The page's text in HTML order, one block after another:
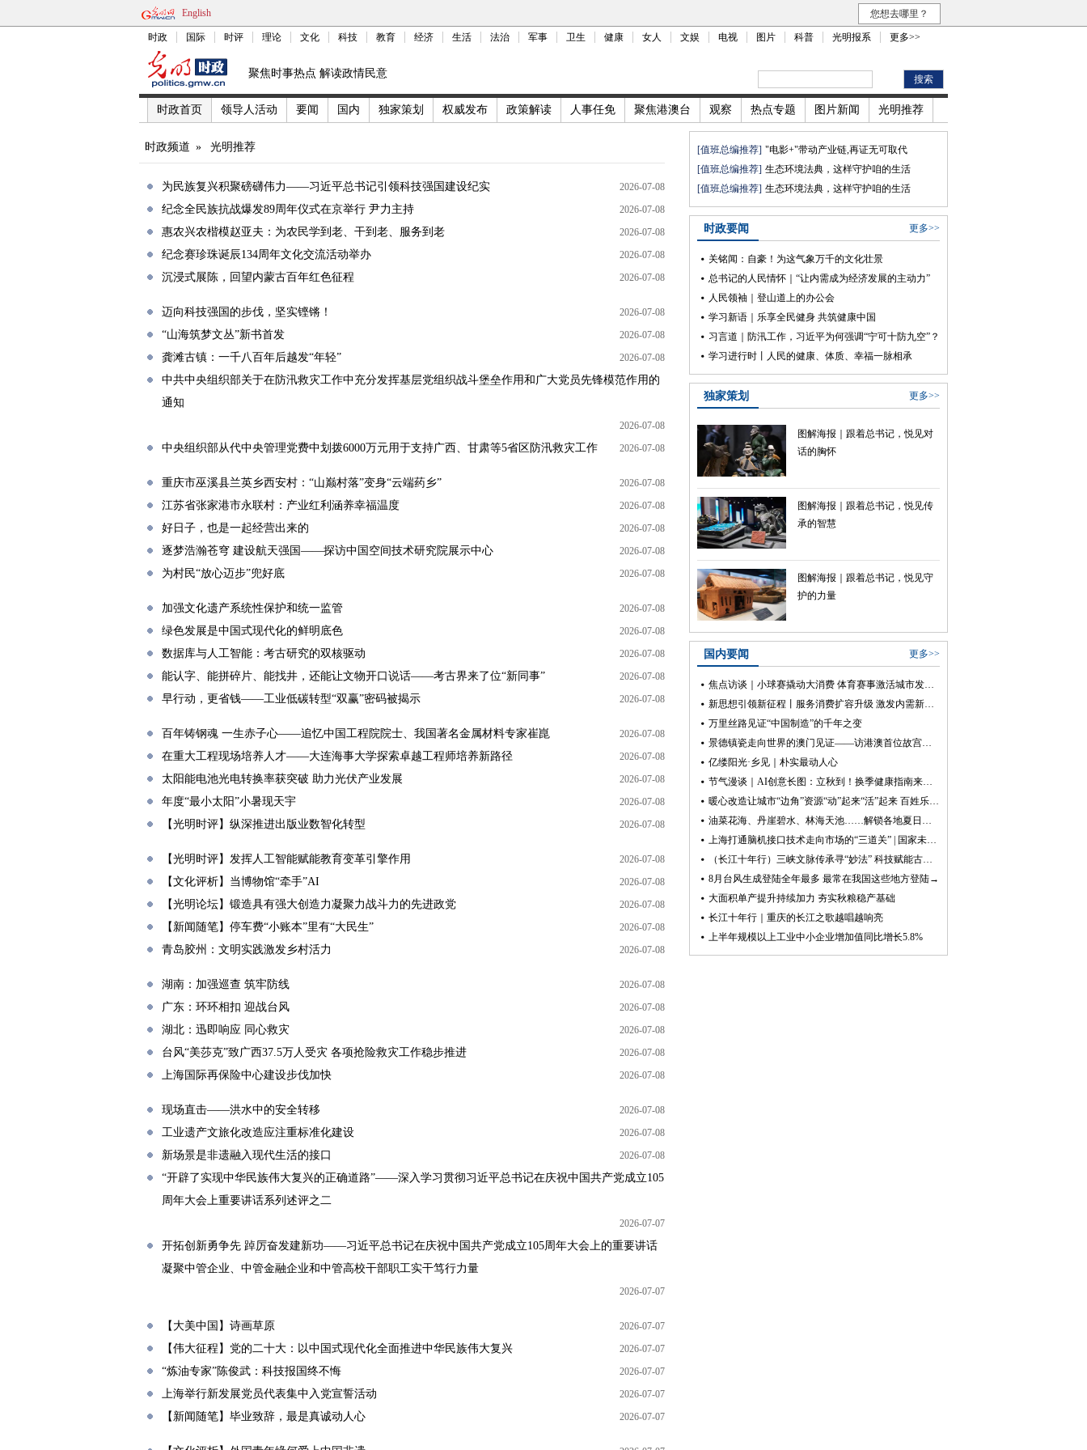
English 您想去哪里？
时政 国际 时评 理论 文化 科技 教育 经济 生活 法治 军事 卫生 健康 女人 文娱 电视 图片 科普 光明报系 更多>>
聚焦时事热点 解读政情民意
时政首页 领导人活动 要闻 国内 独家策划 权威发布 政策解读 人事任免 聚焦港澳台 观察 热点专题 图片新闻 光明推荐
时政频道 » 光明推荐
为民族复兴积聚磅礴伟力——习近平总书记引领科技强国建设纪实 2026-07-08
纪念全民族抗战爆发89周年仪式在京举行 尹力主持 2026-07-08
惠农兴农楷模赵亚夫：为农民学到老、干到老、服务到老 2026-07-08
纪念赛珍珠诞辰134周年文化交流活动举办 2026-07-08
沉浸式展陈，回望内蒙古百年红色征程 2026-07-08
迈向科技强国的步伐，坚实铿锵！ 2026-07-08
“山海筑梦文丛”新书首发 2026-07-08
龚滩古镇：一千八百年后越发“年轻” 2026-07-08
中共中央组织部关于在防汛救灾工作中充分发挥基层党组织战斗堡垒作用和广大党员先锋模范作用的
通知
2026-07-08
中央组织部从代中央管理党费中划拨6000万元用于支持广西、甘肃等5省区防汛救灾工作 2026-07-08
重庆市巫溪县兰英乡西安村：“山巅村落”变身“云端药乡” 2026-07-08
江苏省张家港市永联村：产业红利涵养幸福温度 2026-07-08
好日子，也是一起经营出来的 2026-07-08
逐梦浩瀚苍穹 建设航天强国——探访中国空间技术研究院展示中心 2026-07-08
为村民“放心迈步”兜好底 2026-07-08
加强文化遗产系统性保护和统一监管 2026-07-08
绿色发展是中国式现代化的鲜明底色 2026-07-08
数据库与人工智能：考古研究的双核驱动 2026-07-08
能认字、能拼碎片、能找井，还能让文物开口说话——考古界来了位“新同事” 2026-07-08
早行动，更省钱——工业低碳转型“双赢”密码被揭示 2026-07-08
百年铸钢魂 一生赤子心——追忆中国工程院院士、我国著名金属材料专家崔崑 2026-07-08
在重大工程现场培养人才——大连海事大学探索卓越工程师培养新路径 2026-07-08
太阳能电池光电转换率获突破 助力光伏产业发展 2026-07-08
年度“最小太阳”小暑现天宇 2026-07-08
【光明时评】纵深推进出版业数智化转型 2026-07-08
【光明时评】发挥人工智能赋能教育变革引擎作用 2026-07-08
【文化评析】当博物馆“牵手”AI 2026-07-08
【光明论坛】锻造具有强大创造力凝聚力战斗力的先进政党 2026-07-08
【新闻随笔】停车费“小账本”里有“大民生” 2026-07-08
青岛胶州：文明实践激发乡村活力 2026-07-08
湖南：加强巡查 筑牢防线 2026-07-08
广东：环环相扣 迎战台风 2026-07-08
湖北：迅即响应 同心救灾 2026-07-08
台风“美莎克”致广西37.5万人受灾 各项抢险救灾工作稳步推进 2026-07-08
上海国际再保险中心建设步伐加快 2026-07-08
现场直击——洪水中的安全转移 2026-07-08
工业遗产文旅化改造应注重标准化建设 2026-07-08
新场景是非遗融入现代生活的接口 2026-07-08
“开辟了实现中华民族伟大复兴的正确道路”——深入学习贯彻习近平总书记在庆祝中国共产党成立105
周年大会上重要讲话系列述评之二
2026-07-07
开拓创新勇争先 踔厉奋发建新功——习近平总书记在庆祝中国共产党成立105周年大会上的重要讲话
凝聚中管企业、中管金融企业和中管高校干部职工实干笃行力量
2026-07-07
【大美中国】诗画草原 2026-07-07
【伟大征程】党的二十大：以中国式现代化全面推进中华民族伟大复兴 2026-07-07
“炼油专家”陈俊武：科技报国终不悔 2026-07-07
上海举行新发展党员代表集中入党宣誓活动 2026-07-07
【新闻随笔】毕业致辞，最是真诚动人心 2026-07-07
[值班总编推荐] "电影+"带动产业链,再证无可取代
[值班总编推荐] 生态环境法典，这样守护咱的生活
[值班总编推荐] 生态环境法典，这样守护咱的生活
时政要闻 更多>>
关铭闻：自豪！为这气象万千的文化壮景
总书记的人民情怀｜“让内需成为经济发展的主动力”
人民领袖｜登山道上的办公会
学习新语｜乐享全民健身 共筑健康中国
习言道｜防汛工作，习近平为何强调“宁可十防九空”？
学习进行时丨人民的健康、体质、幸福一脉相承
独家策划 更多>>
图解海报｜跟着总书记，悦见对
话的胸怀
图解海报｜跟着总书记，悦见传
承的智慧
图解海报｜跟着总书记，悦见守
护的力量
国内要闻 更多>>
焦点访谈｜小球赛撬动大消费 体育赛事激活城市发展新动能
新思想引领新征程丨服务消费扩容升级 激发内需新活力
万里丝路见证“中国制造”的千年之变
景德镇瓷走向世界的澳门见证——访港澳首位故宫太和学者、澳门文物专家赵强
亿缕阳光·乡见｜朴实最动人心
节气漫谈｜AI创意长图：立秋到！换季健康指南来了！
暖心改造让城市“边角”资源“动”起来“活”起来 百姓乐享“小而美”运动空间
油菜花海、丹崖碧水、林海天池……解锁各地夏日限定体验
上海打通脑机接口技术走向市场的“三道关” | 国家未来产业地图
（长江十年行）三峡文脉传承寻“妙法” 科技赋能古迹更“年轻”
8月台风生成登陆全年最多 最常在我国这些地方登陆→
大面积单产提升持续加力 夯实秋粮稳产基础
长江十年行｜重庆的长江之歌越唱越响亮
上半年规模以上工业中小企业增加值同比增长5.8%